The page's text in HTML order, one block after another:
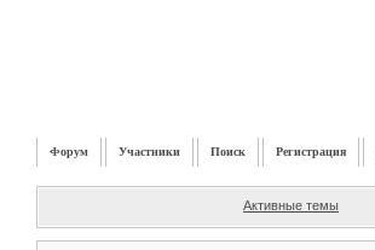
Форум Участники Поиск Регистрация
Активные темы